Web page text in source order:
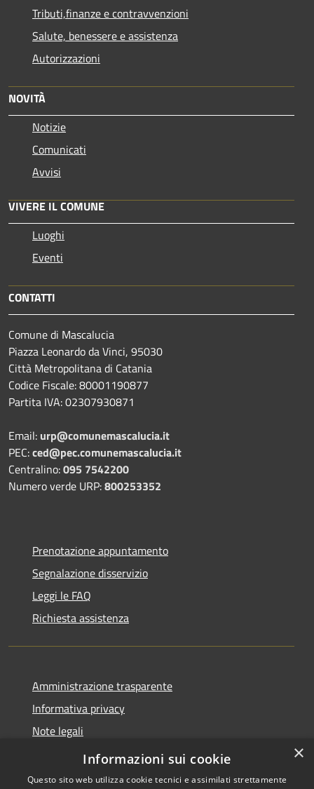
Tributi,finanze e contravvenzioni
Salute, benessere e assistenza
Autorizzazioni
NOVITÀ
Notizie
Comunicati
Avvisi
VIVERE IL COMUNE
Luoghi
Eventi
CONTATTI
Comune di Mascalucia
Piazza Leonardo da Vinci, 95030
Città Metropolitana di Catania
Codice Fiscale: 80001190877
Partita IVA: 02307930871
Email: urp@comunemascalucia.it
PEC:ced@pec.comunemascalucia.it
Centralino:095 7542200
Numero verde URP:800253352
Prenotazione appuntamento
Segnalazione disservizio
Leggi le FAQ
Richiesta assistenza
Amministrazione trasparente
Informativa privacy
Note legali
Dichiarazione di accessibilità
×
Informazioni sui cookie
Questo sito web utilizza cookie tecnici e assimilati strettamente